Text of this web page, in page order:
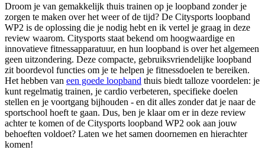
Droom je van gemakkelijk thuis trainen op je loopband zonder je
zorgen te maken over het weer of de tijd? De Citysports loopband
WP2 is de oplossing die je nodig hebt en ik vertel je graag in deze
review waarom. Citysports staat bekend om hoogwaardige en
innovatieve fitnessapparatuur, en hun loopband is over het algemeen
geen uitzondering. Deze compacte, gebruiksvriendelijke loopband
zit boordevol functies om je te helpen je fitnessdoelen te bereiken.
Het hebben van een goede loopband thuis biedt talloze voordelen: je
kunt regelmatig trainen, je cardio verbeteren, specifieke doelen
stellen en je voortgang bijhouden - en dit alles zonder dat je naar de
sportschool hoeft te gaan. Dus, ben je klaar om er in deze review
achter te komen of de Citysports loopband WP2 ook aan jouw
behoeften voldoet? Laten we het samen doornemen en hierachter
komen!